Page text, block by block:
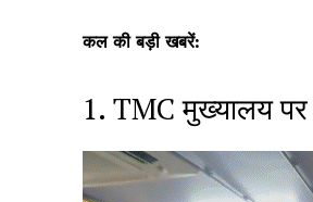
कल की बड़ी खबरें:
1. TMC मुख्यालय पर